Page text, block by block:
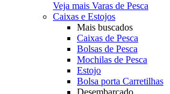
Veja mais Varas de Pesca
Caixas e Estojos
Mais buscados
Caixas de Pesca
Bolsas de Pesca
Mochilas de Pesca
Estojo
Bolsa porta Carretilhas
Desembarcado